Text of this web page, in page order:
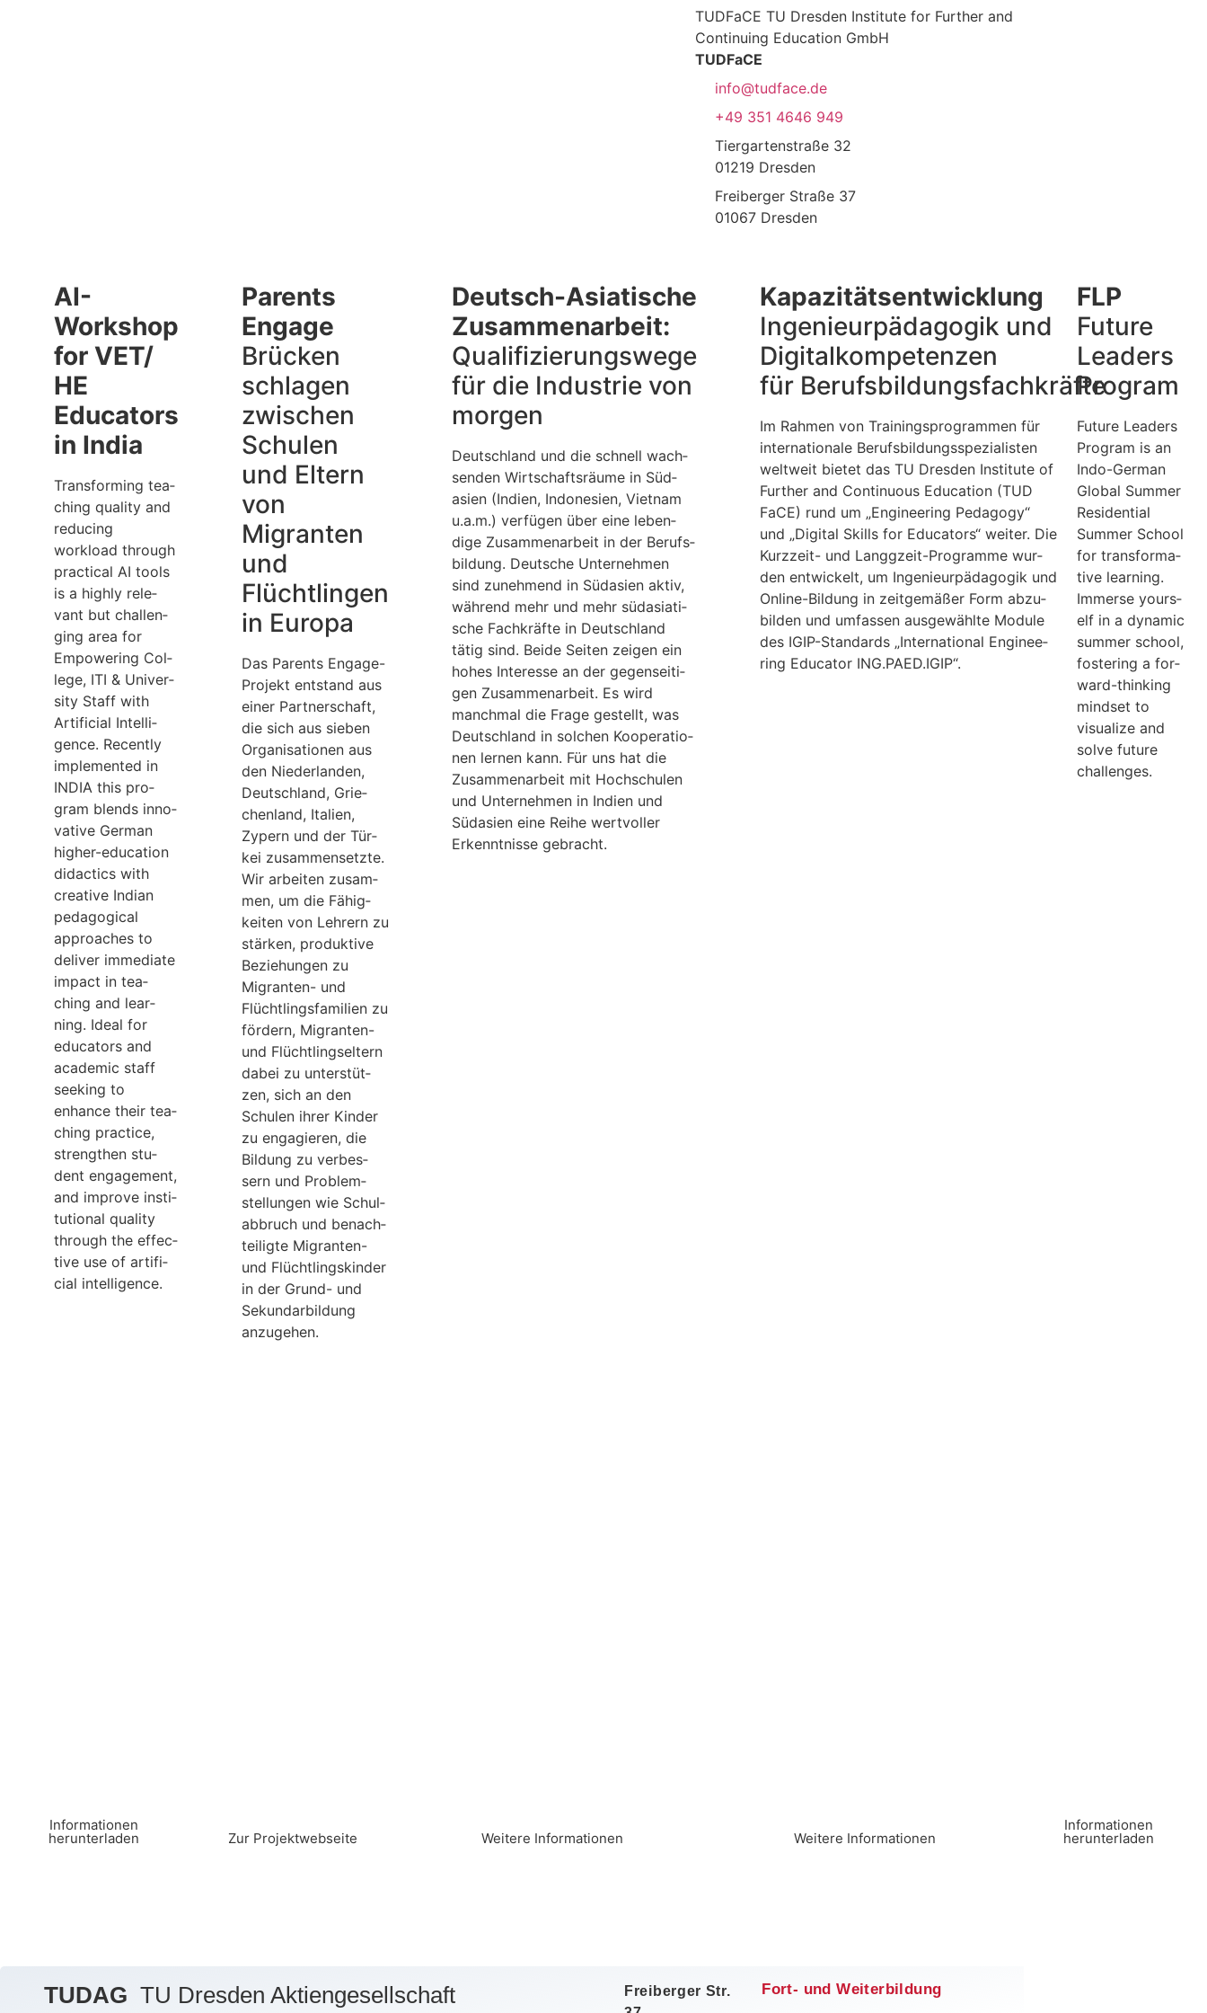
TUD­FaCE TU Dres­den Insti­tute for Fur­ther and
Con­ti­nuing Edu­ca­tion GmbH
TUD­FaCE
info@tudface.de
+49 351 4646 949
Tier­gar­ten­straße 32
01219 Dres­den
Frei­ber­ger Straße 37
01067 Dres­den
AI-
Workshop
for VET/​
HE
Educators
in India
Trans­forming tea­
ching qua­lity and
redu­cing
workload through
prac­ti­cal AI tools
is a highly rele­
vant but chal­len­
ging area for
Empowe­ring Col­
lege, ITI & Uni­ver­
sity Staff with
Arti­fi­cial Intel­li­
gence. Recently
imple­men­ted in
INDIA this pro­
gram blends inno­
va­tive Ger­man
hig­her-edu­ca­tion
didac­tics with
crea­tive Indian
pedago­gi­cal
approa­ches to
deli­ver imme­diate
impact in tea­
ching and lear­
ning. Ideal for
edu­ca­tors and
aca­de­mic staff
see­king to
enhance their tea­
ching prac­tice,
streng­then stu­
dent enga­ge­ment,
and improve insti­
tu­tio­nal qua­lity
through the effec­
tive use of arti­fi­
cial intelligence.
Infor­ma­tio­nen
herunterladen
Parents
Engage
Brücken
schlagen
zwischen
Schulen
und Eltern
von
Migranten
und
Flüchtlingen
in Europa
Das Par­ents Engage-
Pro­jekt ent­stand aus
einer Part­ner­schaft,
die sich aus sie­ben
Orga­ni­sa­tio­nen aus
den Nie­der­lan­den,
Deutsch­land, Grie­
chen­land, Ita­lien,
Zypern und der Tür­
kei zusam­men­setzte.
Wir arbei­ten zusam­
men, um die Fähig­
kei­ten von Leh­rern zu
stär­ken, pro­duk­tive
Bezie­hun­gen zu
Migran­ten- und
Flücht­lings­fa­mi­lien zu
för­dern, Migran­ten-
und Flücht­lings­el­tern
dabei zu unter­stüt­
zen, sich an den
Schu­len ihrer Kin­der
zu enga­gie­ren, die
Bil­dung zu ver­bes­
sern und Pro­blem­
stel­lun­gen wie Schul­
ab­bruch und benach­
tei­ligte Migran­ten-
und Flücht­lings­kin­der
in der Grund- und
Sekun­dar­bil­dung
anzugehen.
Zur Pro­jekt­web­seite
Deutsch-Asiatische
Zusammenarbeit:
Qualifizierungswege
für die Industrie von
morgen
Deutsch­land und die schnell wach­
sen­den Wirt­schafts­räume in Süd­
asien (Indien, Indo­ne­sien, Viet­nam
u.a.m.) ver­fü­gen über eine leben­
dige Zusam­men­ar­beit in der Berufs­
bil­dung. Deut­sche Unter­neh­men
sind zuneh­mend in Süd­asien aktiv,
wäh­rend mehr und mehr süd­asia­ti­
sche Fach­kräfte in Deutsch­land
tätig sind. Beide Sei­ten zei­gen ein
hohes Inter­esse an der gegen­sei­ti­
gen Zusam­men­ar­beit. Es wird
manch­mal die Frage gestellt, was
Deutsch­land in sol­chen Koope­ra­tio­
nen ler­nen kann. Für uns hat die
Zusam­men­ar­beit mit Hoch­schu­len
und Unter­neh­men in Indien und
Süd­asien eine Reihe wert­vol­ler
Erkennt­nisse gebracht.
Wei­tere Informationen
Kapazitätsentwicklung
Ingenieurpädagogik und
Digitalkompetenzen
für Berufsbildungsfachkräfte
Im Rah­men von Trai­nings­pro­gram­men für
inter­na­tio­nale Berufs­bil­dungs­spe­zia­lis­ten
welt­weit bie­tet das TU Dres­den Insti­tute of
Fur­ther and Con­ti­nuous Edu­ca­tion (TUD
FaCE) rund um „Engi­nee­ring Pedagogy“
und „Digi­tal Skills for Edu­ca­tors“ wei­ter. Die
Kurz­zeit- und Langgzeit-Pro­gramme wur­
den ent­wi­ckelt, um Inge­nieur­päd­ago­gik und
Online-Bil­dung in zeit­ge­mä­ßer Form abzu­
bil­den und umfas­sen aus­ge­wählte Module
des IGIP-Stan­dards „Inter­na­tio­nal Engi­nee­
ring Edu­ca­tor ING.PAED.IGIP“.
Wei­tere Informationen
FLP
Future
Leaders
Program
Future Lea­ders
Pro­gram is an
Indo-Ger­man
Glo­bal Sum­mer
Resi­den­tial
Sum­mer School
for trans­for­ma­
tive lear­ning.
Immerse yours­
elf in a dyna­mic
sum­mer school,
fos­te­ring a for­
ward-thin­king
mind­set to
visua­lize and
solve future
challenges.
Infor­ma­tio­nen
herunterladen
TUDAG TU Dresden Aktiengesellschaft
Freiberger Str.
Fort- und Weiterbildung